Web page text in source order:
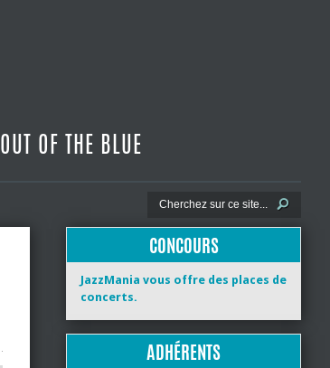
OUT OF THE BLUE
CONCOURS
JazzMania vous offre des places de
concerts.
ADHÉRENTS